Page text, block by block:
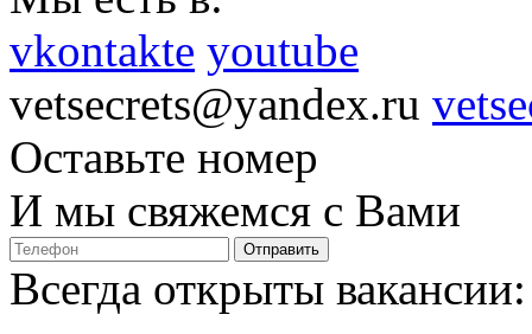
vkontakte youtube
vetsecrets@yandex.ru
Оставьте номер
И мы свяжемся с Вами
Отправить
Всегда открыты вакансии: